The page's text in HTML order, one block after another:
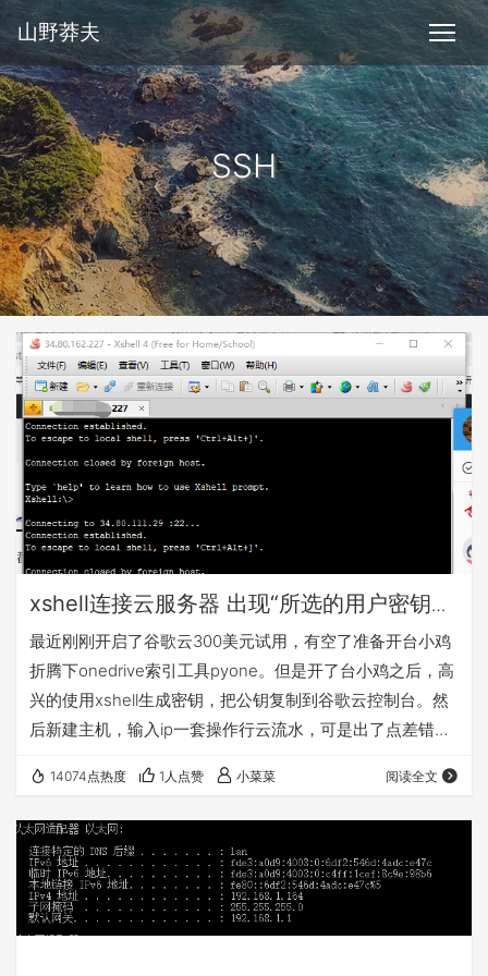
山野莽夫
SSH
xshell连接云服务器 出现“所选的用户密钥未
在远程主机上注册”的解决办法
最近刚刚开启了谷歌云300美元试用，有空了准备开台小鸡
折腾下onedrive索引工具pyone。但是开了台小鸡之后，高
兴的使用xshell生成密钥，把公钥复制到谷歌云控制台。然
后新建主机，输入ip一套操作行云流水，可是出了点差错，
下，大部分都说是权限的问题。果断拿过如下代码。
chmod 700 .ssh cd .ssh chmod 600 * service sshd
restart 打开谷歌云控制台虚拟机的SSH，然后输入 sudo -i
进入root 用…
14074点热度 1人点赞 小菜菜 阅读全文